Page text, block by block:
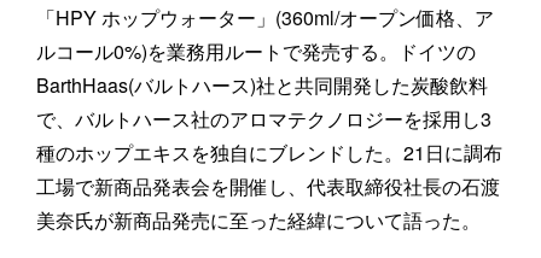
「HPY ホップウォーター」(360ml/オープン価格、ア
ルコール0%)を業務用ルートで発売する。ドイツの
BarthHaas(バルトハース)社と共同開発した炭酸飲料
で、バルトハース社のアロマテクノロジーを採用し3
種のホップエキスを独自にブレンドした。21日に調布
工場で新商品発表会を開催し、代表取締役社長の石渡
美奈氏が新商品発売に至った経緯について語った。